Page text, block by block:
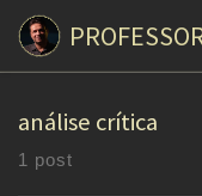
Skip to content
análise crítica
1 post